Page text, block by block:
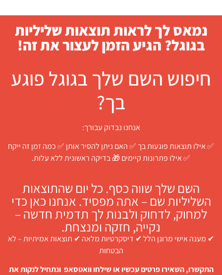
נמאס לך לראות תוצאות שליליות
בגוגל? הגיע הזמן לעצור את זה!
חיפוש השם שלך בגוגל פוגע
בך?
אנחנו נבדוק עבורך:
✅ אילו תוצאות פוגעות בך ✅ האם ניתן להסיר אותן ✅ כמה זמן זה ייקח
✅ אילו פתרונות קיימים 🎁 בדיקה ראשונית ללא עלות.
השם שלך שווה כסף. כל יום שהתוצאות
השליליות שם – אתה מפסיד. אנחנו כאן כדי
למחוק, לדחוק ולבנות לך תדמית חדשה –
נקייה, חזקה ומנצחת.
✔ מענה אישי מרונן הלל ✔ דיסקרטיות מלאה ✔ תוצאות אמיתיות – לא
הבטחות
התקשרו, השאירו פרטים עכשיו או שילחו וואטסאפ ונתחיל לנקות את